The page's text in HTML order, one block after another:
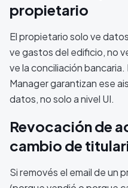
propietario
El propietario solo ve
ve gastos del edificio, no
ve la conciliación
Manager garantizan ese
datos, no solo a nivel UI.
Revocación de
cambio de
Si removés el email de un